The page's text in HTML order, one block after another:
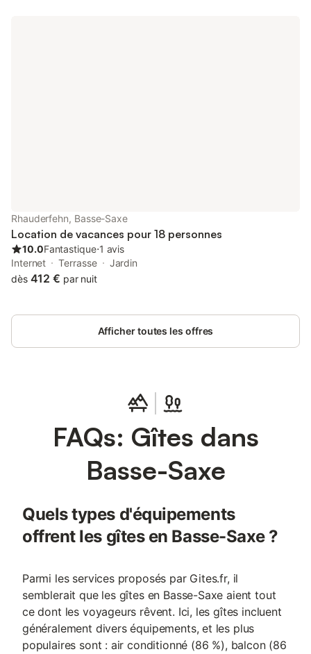
surrounding area invites you to enjoy a variety of activities, and
for small
Rhauderfehn, Basse-Saxe
Location de vacances pour 18 personnes
10.0Fantastique⋅1 avis
Internet
Terrasse
Jardin
dès 412 € par nuit
Afficher toutes les offres
FAQs: Gîtes dans
Basse-Saxe
Quels types d'équipements
offrent les gîtes en Basse-Saxe ?
Parmi les services proposés par Gites.fr, il
semblerait que les gîtes en Basse-Saxe aient tout
ce dont les voyageurs rêvent. Ici, les gîtes incluent
généralement divers équipements, et les plus
populaires sont : air conditionné (86 %), balcon (86